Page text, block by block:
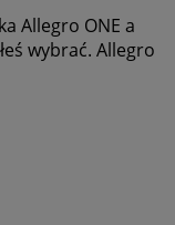
Allegro ONE a
wybrać. Allegro